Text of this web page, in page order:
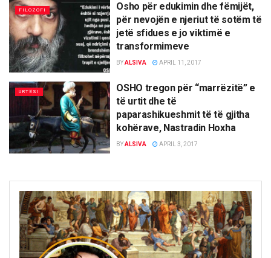
FILOZOFI
Osho për edukimin dhe fëmijët,
për nevojën e njeriut të sotëm të
jetë sfidues e jo viktimë e
transformimeve
BYALSIVA APRIL 11, 2017
URTËSI
OSHO tregon për “marrëzitë” e
të urtit dhe të
paparashikueshmit të të gjitha
kohërave, Nastradin Hoxha
BYALSIVA APRIL 3, 2017